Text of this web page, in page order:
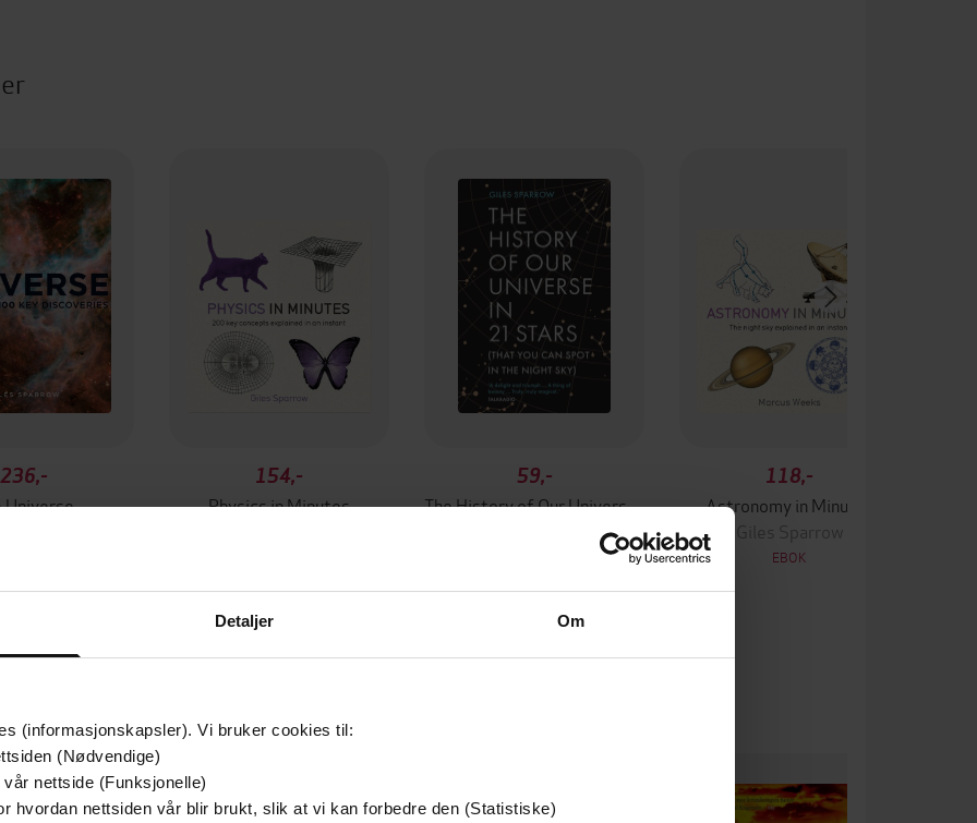
Detaljer Om
(informasjonskapsler). Vi bruker cookies til:
(Nødvendige)
nettside (Funksjonelle)
hvordan nettsiden vår blir brukt, slik at vi kan forbedre den (Statistiske)
236,-
Universe
154,-
Physics in Minutes
59,-
The History of Our Universe in 21 Stars
118,-
Astronomy in Minutes
Giles Sparrow
EBOK
på tilbud